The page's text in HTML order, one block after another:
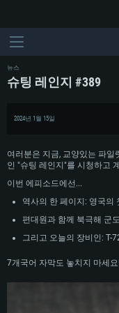
뉴스
슈팅 레인지 #389
2024년 1월 15일
여러분은 지금, 교양있는 파일
인 "슈팅 레인지"를 시청하고
이번 에피소드에선...
역사의 한 페이지: 영국의
편대원과 함께 북극해 군
그리고 오늘의 장비인: T-
7개국어 자막도 놓치지 마세요!